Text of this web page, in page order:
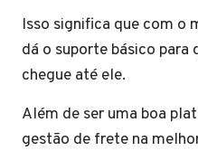
Isso significa que com o
dá o suporte básico
chegue até ele.
Além de ser uma boa
gestão de frete na